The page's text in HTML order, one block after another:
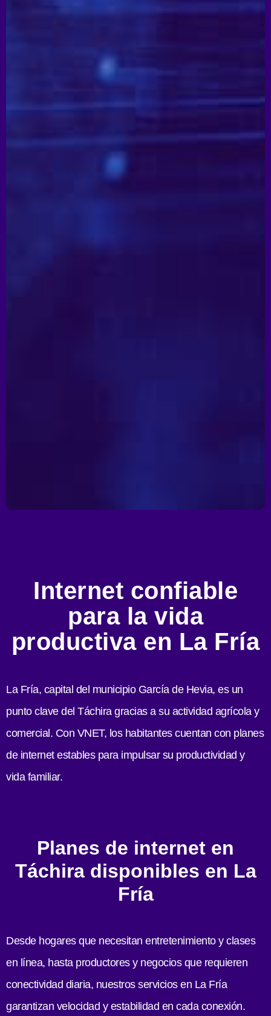
Internet confiable
para la vida
productiva en La Fría
La Fría, capital del municipio García de Hevia, es un
punto clave del Táchira gracias a su actividad agrícola y
comercial. Con VNET, los habitantes cuentan con planes
de internet estables para impulsar su productividad y
vida familiar.
Planes de internet en
Táchira disponibles en La
Fría
Desde hogares que necesitan entretenimiento y clases
en línea, hasta productores y negocios que requieren
conectividad diaria, nuestros servicios en La Fría
garantizan velocidad y estabilidad en cada conexión.